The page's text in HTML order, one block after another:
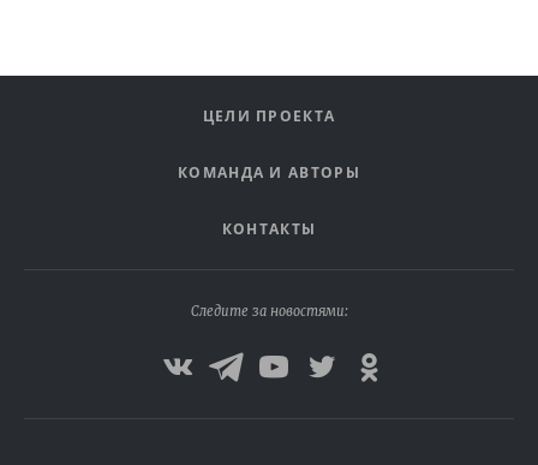
ЦЕЛИ ПРОЕКТА
КОМАНДА И АВТОРЫ
КОНТАКТЫ
Следите за новостями: